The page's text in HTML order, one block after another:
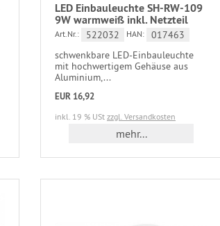
LED Einbauleuchte SH-RW-109
9W warmweiß inkl. Netzteil
Art.Nr.: 522032 HAN:
017463
schwenkbare LED-Einbauleuchte
mit hochwertigem Gehäuse aus
Aluminium,...
EUR 16,92
inkl. 19 % USt zzgl. Versandkosten
mehr...